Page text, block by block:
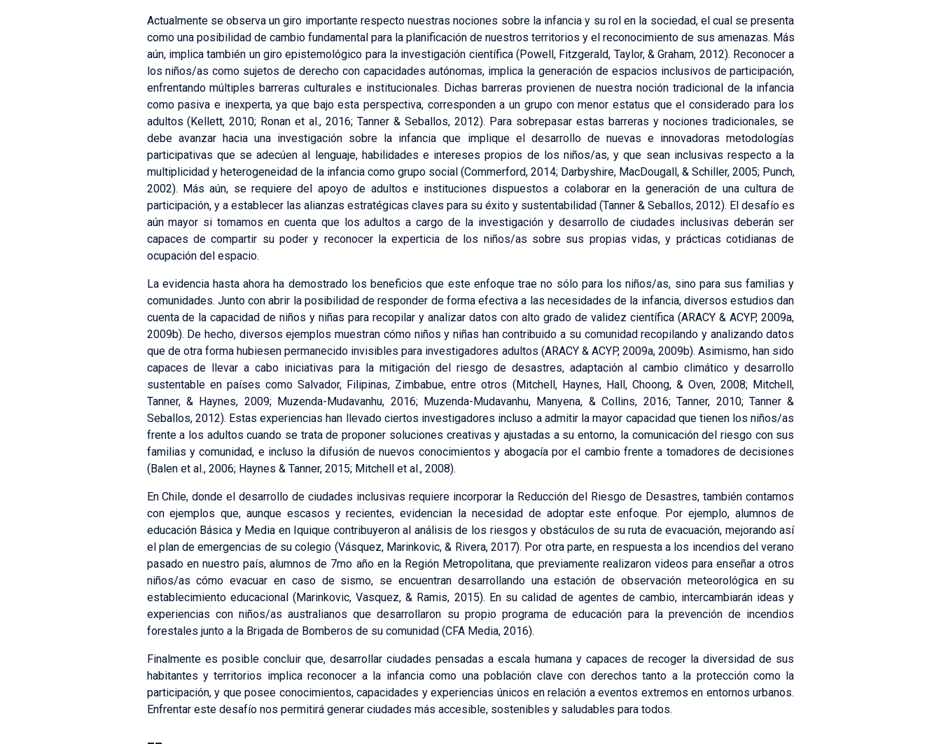
Actualmente se observa un giro importante respecto nuestras nociones sobre la infancia y su rol en la sociedad, el cual se presenta
como una posibilidad de cambio fundamental para la planificación de nuestros territorios y el reconocimiento de sus amenazas. Más
aún, implica también un giro epistemológico para la investigación científica (Powell, Fitzgerald, Taylor, & Graham, 2012). Reconocer a
los niños/as como sujetos de derecho con capacidades autónomas, implica la generación de espacios inclusivos de participación,
enfrentando múltiples barreras culturales e institucionales. Dichas barreras provienen de nuestra noción tradicional de la infancia
como pasiva e inexperta, ya que bajo esta perspectiva, corresponden a un grupo con menor estatus que el considerado para los
adultos (Kellett, 2010; Ronan et al., 2016; Tanner & Seballos, 2012). Para sobrepasar estas barreras y nociones tradicionales, se
debe avanzar hacia una investigación sobre la infancia que implique el desarrollo de nuevas e innovadoras metodologías
participativas que se adecúen al lenguaje, habilidades e intereses propios de los niños/as, y que sean inclusivas respecto a la
multiplicidad y heterogeneidad de la infancia como grupo social (Commerford, 2014; Darbyshire, MacDougall, & Schiller, 2005; Punch,
2002). Más aún, se requiere del apoyo de adultos e instituciones dispuestos a colaborar en la generación de una cultura de
participación, y a establecer las alianzas estratégicas claves para su éxito y sustentabilidad (Tanner & Seballos, 2012). El desafío es
aún mayor si tomamos en cuenta que los adultos a cargo de la investigación y desarrollo de ciudades inclusivas deberán ser
capaces de compartir su poder y reconocer la experticia de los niños/as sobre sus propias vidas, y prácticas cotidianas de
ocupación del espacio.
La evidencia hasta ahora ha demostrado los beneficios que este enfoque trae no sólo para los niños/as, sino para sus familias y
comunidades. Junto con abrir la posibilidad de responder de forma efectiva a las necesidades de la infancia, diversos estudios dan
cuenta de la capacidad de niños y niñas para recopilar y analizar datos con alto grado de validez científica (ARACY & ACYP, 2009a,
2009b). De hecho, diversos ejemplos muestran cómo niños y niñas han contribuido a su comunidad recopilando y analizando datos
que de otra forma hubiesen permanecido invisibles para investigadores adultos (ARACY & ACYP, 2009a, 2009b). Asimismo, han sido
capaces de llevar a cabo iniciativas para la mitigación del riesgo de desastres, adaptación al cambio climático y desarrollo
sustentable en países como Salvador, Filipinas, Zimbabue, entre otros (Mitchell, Haynes, Hall, Choong, & Oven, 2008; Mitchell,
Tanner, & Haynes, 2009; Muzenda-Mudavanhu, 2016; Muzenda-Mudavanhu, Manyena, & Collins, 2016; Tanner, 2010; Tanner &
Seballos, 2012). Estas experiencias han llevado ciertos investigadores incluso a admitir la mayor capacidad que tienen los niños/as
frente a los adultos cuando se trata de proponer soluciones creativas y ajustadas a su entorno, la comunicación del riesgo con sus
familias y comunidad, e incluso la difusión de nuevos conocimientos y abogacía por el cambio frente a tomadores de decisiones
(Balen et al., 2006; Haynes & Tanner, 2015; Mitchell et al., 2008).
En Chile, donde el desarrollo de ciudades inclusivas requiere incorporar la Reducción del Riesgo de Desastres, también contamos
con ejemplos que, aunque escasos y recientes, evidencian la necesidad de adoptar este enfoque. Por ejemplo, alumnos de
educación Básica y Media en Iquique contribuyeron al análisis de los riesgos y obstáculos de su ruta de evacuación, mejorando así
el plan de emergencias de su colegio (Vásquez, Marinkovic, & Rivera, 2017). Por otra parte, en respuesta a los incendios del verano
pasado en nuestro país, alumnos de 7mo año en la Región Metropolitana, que previamente realizaron videos para enseñar a otros
niños/as cómo evacuar en caso de sismo, se encuentran desarrollando una estación de observación meteorológica en su
establecimiento educacional (Marinkovic, Vasquez, & Ramis, 2015). En su calidad de agentes de cambio, intercambiarán ideas y
experiencias con niños/as australianos que desarrollaron su propio programa de educación para la prevención de incendios
forestales junto a la Brigada de Bomberos de su comunidad (CFA Media, 2016).
Finalmente es posible concluir que, desarrollar ciudades pensadas a escala humana y capaces de recoger la diversidad de sus
habitantes y territorios implica reconocer a la infancia como una población clave con derechos tanto a la protección como la
participación, y que posee conocimientos, capacidades y experiencias únicos en relación a eventos extremos en entornos urbanos.
Enfrentar este desafío nos permitirá generar ciudades más accesible, sostenibles y saludables para todos.